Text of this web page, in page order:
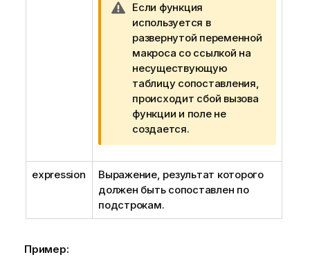
П
р
и
м
е
ч
а
н
и
е
к
п
р
е
д
Если функция
используется в
развернутой переменной
макроса со ссылкой на
несуществующую
таблицу сопоставления,
происходит сбой вызова
функции и поле не
создается.
expression
Выражение, результат которого
должен быть сопоставлен по
подстрокам.
Пример: